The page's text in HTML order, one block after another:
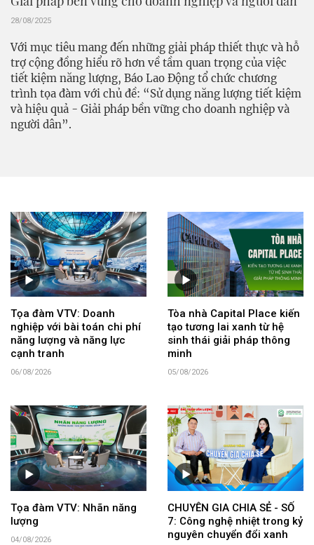
28/08/2025
Với mục tiêu mang đến những giải pháp thiết thực và hỗ
trợ cộng đồng hiểu rõ hơn về tầm quan trọng của việc
tiết kiệm năng lượng, Báo Lao Động tổ chức chương
trình tọa đàm với chủ đề: “Sử dụng năng lượng tiết kiệm
và hiệu quả - Giải pháp bền vững cho doanh nghiệp và
người dân”.
Tọa đàm VTV: Doanh
nghiệp với bài toán chi phí
năng lượng và năng lực
cạnh tranh
06/08/2026
Tòa nhà Capital Place kiến
tạo tương lai xanh từ hệ
sinh thái giải pháp thông
minh
05/08/2026
Tọa đàm VTV: Nhãn năng
lượng
04/08/2026
CHUYÊN GIA CHIA SẺ - SỐ
7: Công nghệ nhiệt trong kỷ
nguyên chuyển đổi xanh